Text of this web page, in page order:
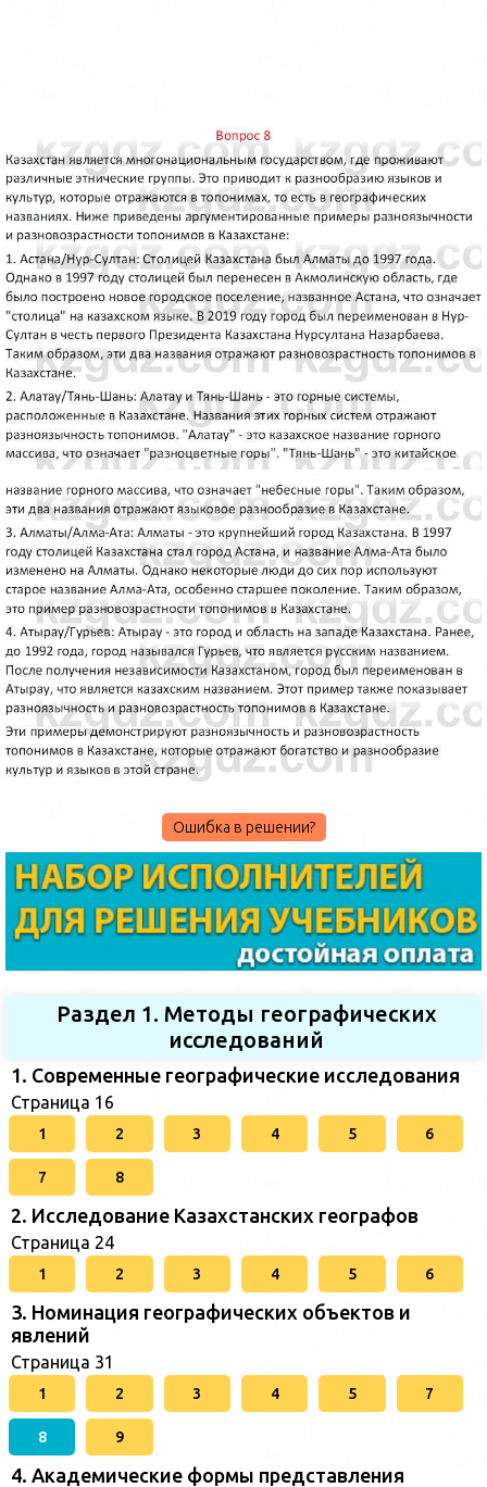
Ошибка в решении?
Раздел 1. Методы географических
исследований
1. Современные географические исследования
Страница 16
1 2 3 4 5 6
7 8
2. Исследование Казахстанских географов
Страница 24
1 2 3 4 5 6
3. Номинация географических объектов и
явлений
Страница 31
1 2 3 4 5 7
8 9
4. Академические формы представления